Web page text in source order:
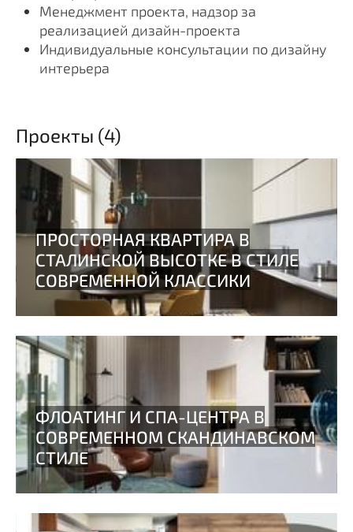
Менеджмент проекта, надзор за
реализацией дизайн-проекта
Индивидуальные консультации по дизайну
интерьера
Проекты (4)